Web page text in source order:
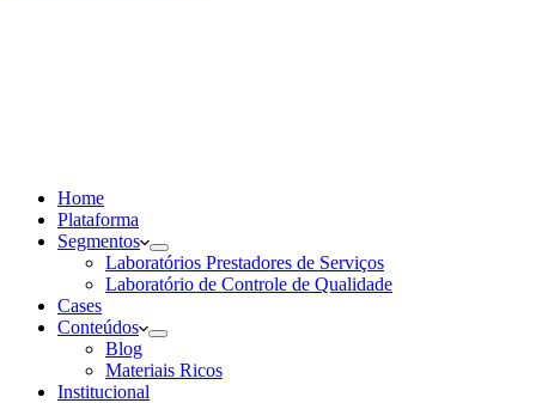
Home
Plataforma
Segmentos
Laboratórios Prestadores de Serviços
Laboratório de Controle de Qualidade
Cases
Conteúdos
Blog
Materiais Ricos
Institucional